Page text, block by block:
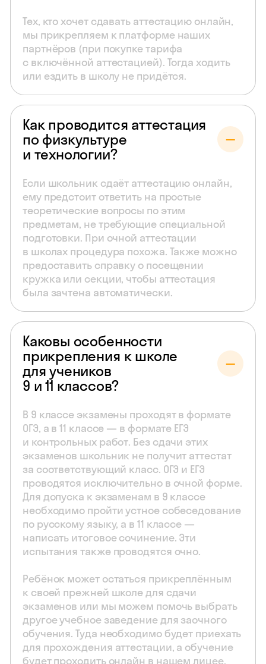
Тех, кто хочет сдавать аттестацию онлайн,
мы прикрепляем к платформе наших
партнёров (при покупке тарифа
с включённой аттестацией). Тогда ходить
или ездить в школу не придётся.
Как проводится аттестация
по физкультуре
и технологии?
Если школьник сдаёт аттестацию онлайн,
ему предстоит ответить на простые
теоретические вопросы по этим
предметам, не требующие специальной
подготовки. При очной аттестации
в школах процедура похожа. Также можно
предоставить справку о посещении
кружка или секции, чтобы аттестация
была зачтена автоматически.
Каковы особенности
прикрепления к школе
для учеников
9 и 11 классов?
В 9 классе экзамены проходят в формате
ОГЭ, а в 11 классе — в формате ЕГЭ
и контрольных работ. Без сдачи этих
экзаменов школьник не получит аттестат
за соответствующий класс. ОГЭ и ЕГЭ
проводятся исключительно в очной форме.
Для допуска к экзаменам в 9 классе
необходимо пройти устное собеседование
по русскому языку, а в 11 классе —
написать итоговое сочинение. Эти
испытания также проводятся очно.
Ребёнок может остаться прикреплённым
к своей прежней школе для сдачи
экзаменов или мы можем помочь выбрать
другое учебное заведение для заочного
обучения. Туда необходимо будет приехать
для прохождения аттестации, а обучение
будет проходить онлайн в нашем лицее.